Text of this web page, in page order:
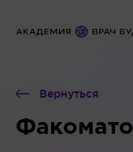
Вернуться